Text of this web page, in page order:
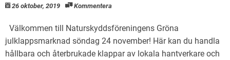
26 oktober, 2019 Kommentera
Välkommen till Naturskyddsföreningens Gröna
julklappsmarknad söndag 24 november! Här kan du handla
hållbara och återbrukade klappar av lokala hantverkare och